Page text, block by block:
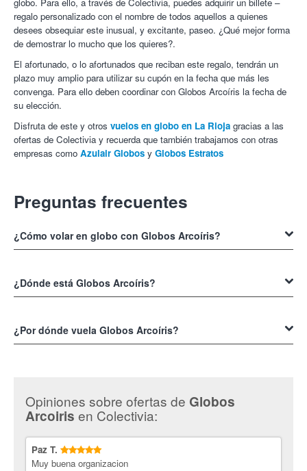
globo. Para ello, a través de Colectivia, puedes adquirir un billete –
regalo personalizado con el nombre de todos aquellos a quienes
desees obsequiar este inusual, y excitante, paseo. ¿Qué mejor forma
de demostrar lo mucho que los quieres?.
El afortunado, o lo afortunados que reciban este regalo, tendrán un
plazo muy amplio para utilizar su cupón en la fecha que más les
convenga. Para ello deben coordinar con Globos Arcoíris la fecha de
su elección.
Disfruta de este y otros vuelos en globo en La Rioja gracias a las
ofertas de Colectivia y recuerda que también trabajamos con otras
empresas como Azulair Globos y Globos Estratos
Preguntas frecuentes
¿Cómo volar en globo con Globos Arcoíris?
mediante la adquisición de los cupones a través de la web de
Colectivia deGlobos Arcoíris, una vez adquirido el cupón, se procede
queda prepararse para disfrutar.
¿Dónde está Globos Arcoíris?
Cuzcurrita de Río Tirón - La Rioja. Puedes contactar con ellos por el
numero de teléfono 696 489 632.
¿Por dónde vuela Globos Arcoíris?
Opiniones sobre ofertas de Globos
Arcoiris en Colectivia:
Paz T.
Muy buena organizacion